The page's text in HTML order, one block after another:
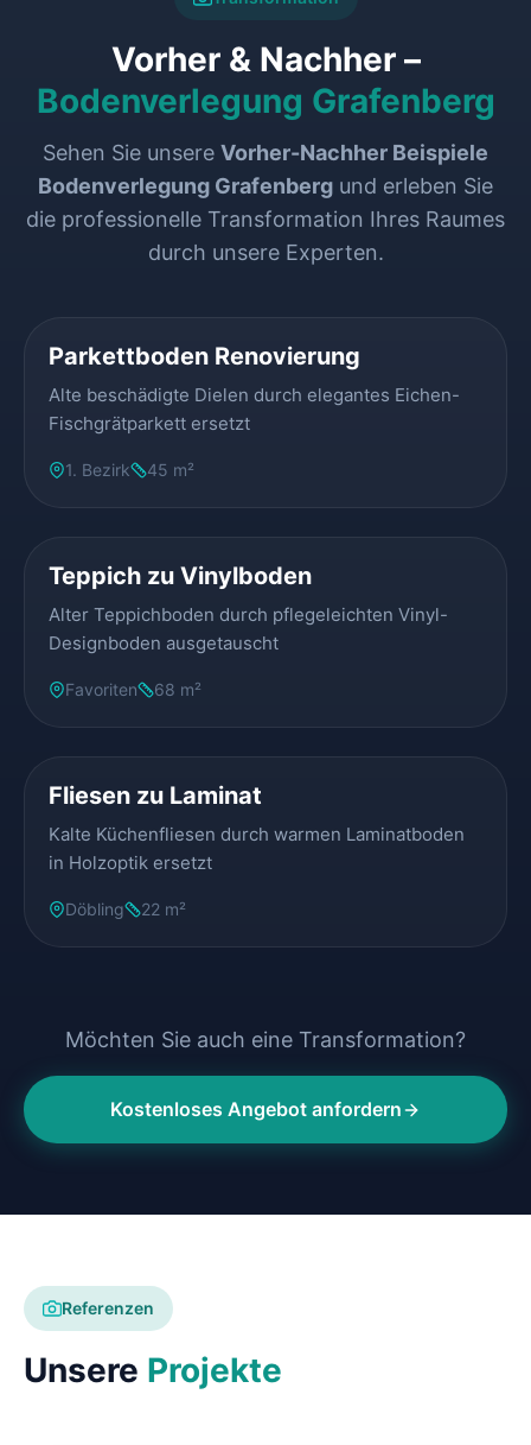
Vorher & Nachher –
Bodenverlegung Grafenberg
Sehen Sie unsere Vorher-Nachher Beispiele
Bodenverlegung Grafenberg und erleben Sie
die professionelle Transformation Ihres Raumes
durch unsere Experten.
Parkettboden Renovierung
Alte beschädigte Dielen durch elegantes Eichen-
Fischgrätparkett ersetzt
1. Bezirk 45 m²
Teppich zu Vinylboden
Alter Teppichboden durch pflegeleichten Vinyl-
Designboden ausgetauscht
Favoriten 68 m²
Fliesen zu Laminat
Kalte Küchenfliesen durch warmen Laminatboden
in Holzoptik ersetzt
Döbling 22 m²
Möchten Sie auch eine Transformation?
Kostenloses Angebot anfordern
Referenzen
Unsere Projekte